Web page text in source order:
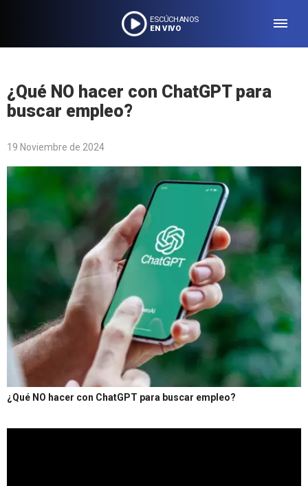
ESCÚCHANOS
EN VIVO
¿Qué NO hacer con ChatGPT para
buscar empleo?
19 Noviembre de 2024
¿Qué NO hacer con ChatGPT para buscar empleo?